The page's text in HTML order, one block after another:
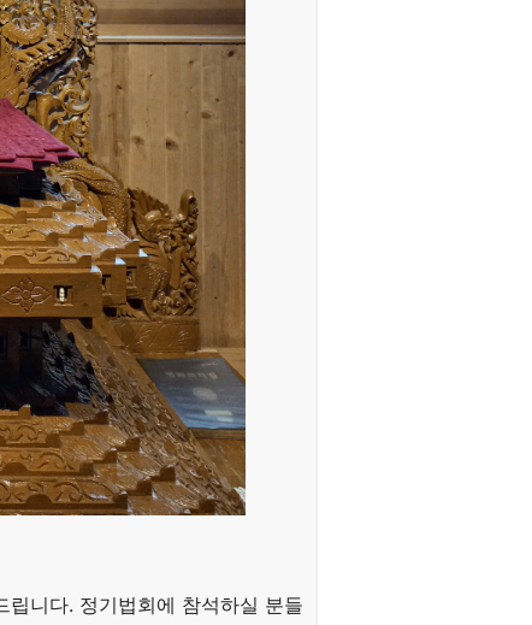
니다. 정기법회에 참석하실 분들